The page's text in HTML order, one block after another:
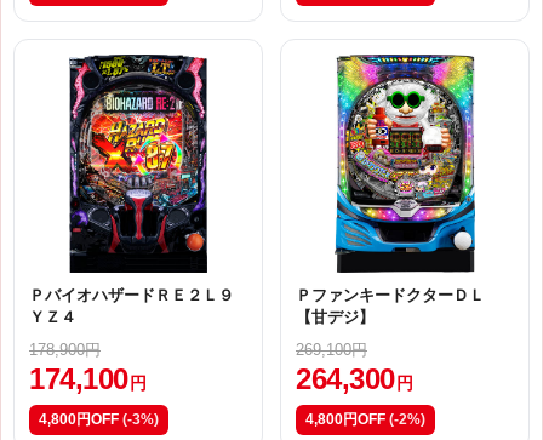
ＰバイオハザードＲＥ２Ｌ９
ＹＺ４
178,900円
174,100 円
4,800円OFF (-3%)
ＰファンキードクターＤＬ
【甘デジ】
269,100円
264,300 円
4,800円OFF (-2%)